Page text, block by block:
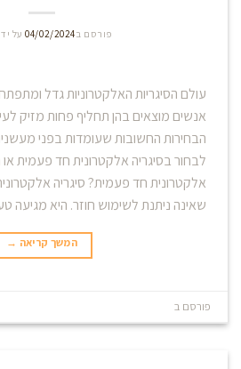
פורסם ב04/02/2024על
עולם הסיגריות האלקטרוניות גדל ומתפתח
אנשים מוצאים בהן תחליף פחות מזיק
הבחירות החשובות שעומדות בפני
לבחור בסיגריה אלקטרונית חד פעמית
אלקטרונית חד פעמית? סיגריה
שאינה ניתנת לשימוש חוזר. היא
המשך קריאה →
פורסם ב